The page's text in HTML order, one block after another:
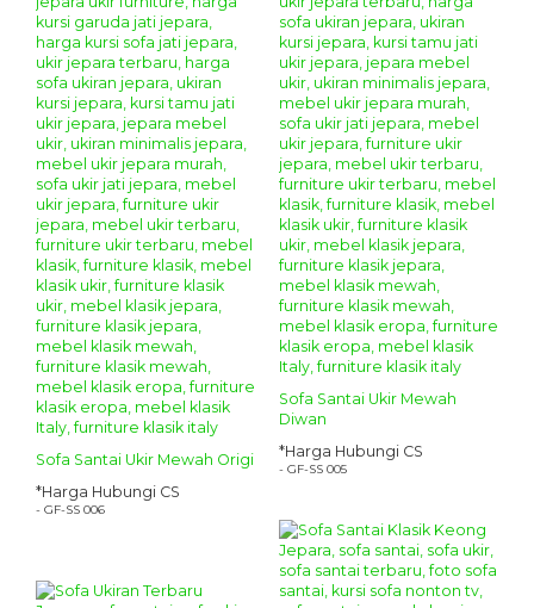
Sofa Santai Ukir Mewah Origi
*Harga Hubungi CS
- GF-SS 006
Sofa Santai Ukir Mewah
Diwan
*Harga Hubungi CS
- GF-SS 005